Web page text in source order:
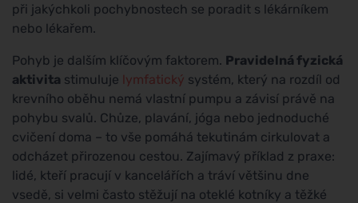
při jakýchkoli pochybnostech se poradit s lékárníkem
nebo lékařem.
Pohyb je dalším klíčovým faktorem. Pravidelná fyzická
aktivita stimuluje lymfatický systém, který na rozdíl od
krevního oběhu nemá vlastní pumpu a závisí právě na
pohybu svalů. Chůze, plavání, jóga nebo jednoduché
cvičení doma – to vše pomáhá tekutinám cirkulovat a
odcházet přirozenou cestou. Zajímavý příklad z praxe:
lidé, kteří pracují v kancelářích a tráví většinu dne
vsedě, si velmi často stěžují na oteklé kotníky a těžké